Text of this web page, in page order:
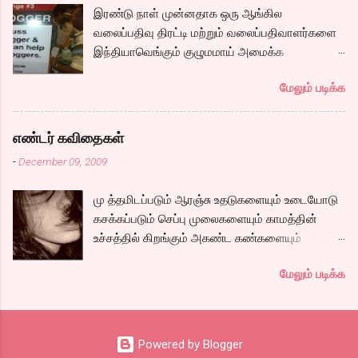
ஆறு போல ஓடுகிறது படம். பெரியதாய் கதை ஏதும்
நகராவிட்டாலும், ரீமாவின் அதிரடி கேரக்டரும்,
ஆண்ட்ரியாவின் அமைதியான கேரக்டரும்,
கார்த்தியின் அடாவடி, தடாலடி வெட்டி பேச்சு க...
இரண்டு நாள் முன்னதாக ஒரு ஆங்கில
வலைப்பதிவு திரட்டி மற்றும் வலைப்பதிவாளர்களை
இந்தியாவெங்கும் குழுமமாய் அமைக்க
பதிவர் சந்திப்புக்கு ஏற்பாடு செய்திருந்தது.
இவர்கள் வருடா வருடம் நடத்துவதுதான். இம்முறை
நிறைய தமிழ் வலைப்பூக்கள் நடத்துபவர்களும்
கலந்து கொண்டோம்.
மேலும் படிக்க
எண்டர் கவிதைகள்
-December 09, 2009
மு த்தமிடப்படும் ஆரஞ்சு உதடுகளையும் உடையோடு
கசக்கப்படும் செப்பு முலைகளையும் காமத்தின்
உச்சத்தில் கிறங்கும் அகண்ட கண்களையும்
நீண்ட பயணமாய் வருடிச் செல்லும் பாம்புத்
அணைப்பையும் வேறொருவன் ஆளப்போவதை
தாங்கமுடியாமல் சாகிறேனடி நான். கவிதை by
கேபிள் சங்கர்( இப்படி நாமே சொல்லிட்டாத்தான்
மேலும் படிக்க
Powered by Blogger